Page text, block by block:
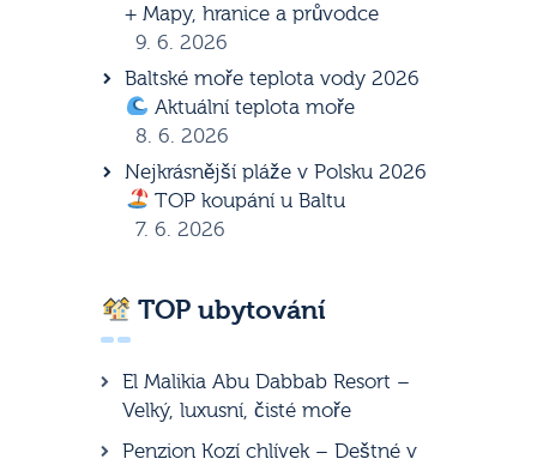
+ Mapy, hranice a průvodce
9. 6. 2026
Baltské moře teplota vody 2026
Aktuální teplota moře
8. 6. 2026
Nejkrásnější pláže v Polsku 2026
TOP koupání u Baltu
7. 6. 2026
TOP ubytování
El Malikia Abu Dabbab Resort –
Velký, luxusní, čisté moře
Penzion Kozí chlívek – Deštné v